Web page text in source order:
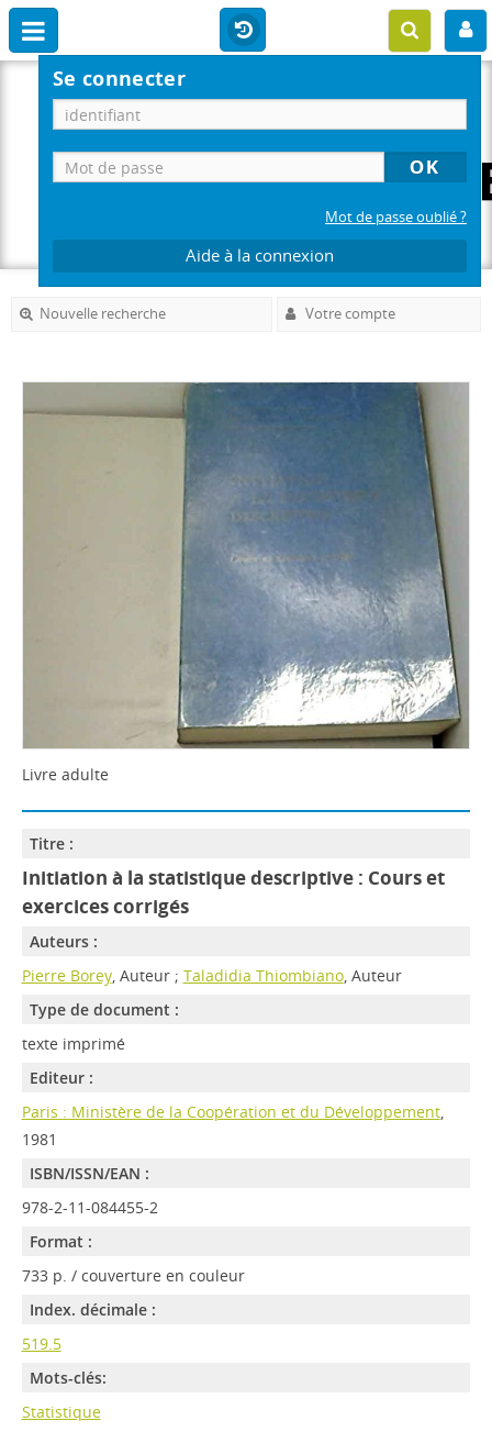
Se connecter
Mot de passe oublié ?
Aide à la connexion
Nouvelle recherche Votre compte
Livre adulte
Titre :
Initiation à la statistique descriptive : Cours et
exercices corrigés
Auteurs :
Pierre Borey, Auteur ; Taladidia Thiombiano, Auteur
Type de document :
texte imprimé
Editeur :
Paris : Ministère de la Coopération et du Développement,
1981
ISBN/ISSN/EAN :
978-2-11-084455-2
Format :
733 p. / couverture en couleur
Index. décimale :
519.5
Mots-clés:
Statistique